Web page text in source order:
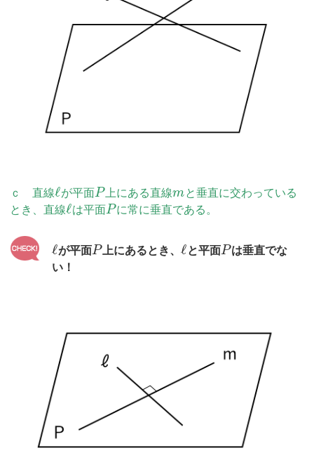
ｃ 直線ℓが平面P 上にある直線mと垂直に交わっている
とき、直線ℓは平面Pに常に垂直である。
ℓが平面P 上にあるとき、ℓと平面P は垂直でな
い！